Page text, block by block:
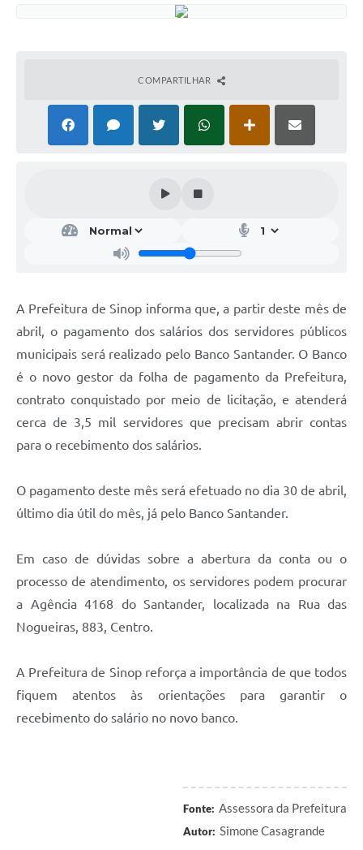
COMPARTILHAR
A Prefeitura de Sinop informa que, a partir deste mês de
abril, o pagamento dos salários dos servidores públicos
municipais será realizado pelo Banco Santander. O Banco
é o novo gestor da folha de pagamento da Prefeitura,
contrato conquistado por meio de licitação, e atenderá
cerca de 3,5 mil servidores que precisam abrir contas
para o recebimento dos salários.
O pagamento deste mês será efetuado no dia 30 de abril,
último dia útil do mês, já pelo Banco Santander.
Em caso de dúvidas sobre a abertura da conta ou o
processo de atendimento, os servidores podem procurar
a Agência 4168 do Santander, localizada na Rua das
Nogueiras, 883, Centro.
A Prefeitura de Sinop reforça a importância de que todos
fiquem atentos às orientações para garantir o
recebimento do salário no novo banco.
Fonte: Assessora da Prefeitura
Autor: Simone Casagrande